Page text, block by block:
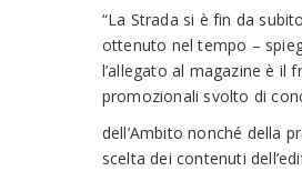
“La Strada si è fin da
ottenuto nel tempo –
l’allegato al magazine è il
promozionali svolto di
dell’Ambito nonché della
scelta dei contenuti